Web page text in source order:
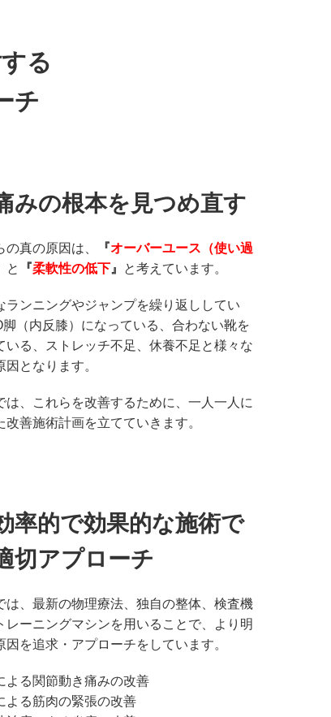
る
チ
みの根本を見つめ直す
の真の原因は、 『オーバーユース（使い過
と 『柔軟性の低下 』 と考えています。
ランニングやジャンプを繰り返ししてい
脚（内反膝）になっている、合わない靴を
いる、ストレッチ不足、休養不足と様々な
因となります。
は、これらを改善するために、一人一人に
改善施術計画を立てていきます。
率的で効果的な施術で
切アプローチ
は、最新の物理療法、独自の整体、検査機
レーニングマシンを用いることで、より明
因を追求・アプローチをしています。
よる関節動き痛みの改善
よる筋肉の緊張の改善